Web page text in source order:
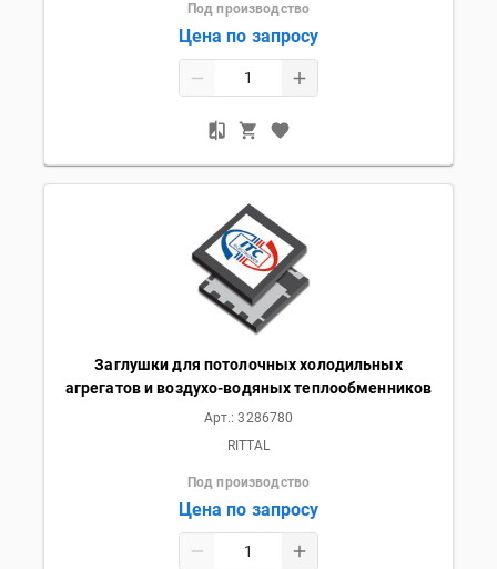
Под производство
Цена по запросу
Заглушки для потолочных холодильных
агрегатов и воздухо-водяных теплообменников
Арт.:3286780
RITTAL
Под производство
Цена по запросу